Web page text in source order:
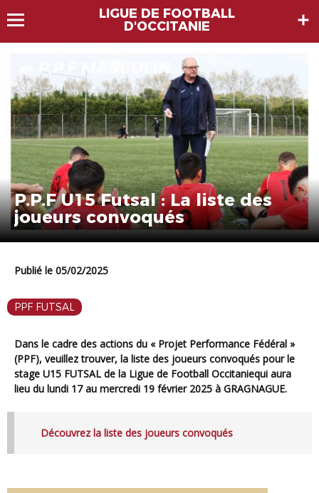
LIGUE DE FOOTBALL
D'OCCITANIE
P.P.F U15 Futsal : La liste des
joueurs convoqués
Publié le 05/02/2025
PPF FUTSAL
Dans le cadre des actions du « Projet Performance Fédéral »
(PPF), veuillez trouver, la liste des joueurs convoqués pour le
stage U15 FUTSAL de la Ligue de Football Occitaniequi aura
lieu du lundi 17 au mercredi 19 février 2025 à GRAGNAGUE.
Découvrez la liste des joueurs convoqués